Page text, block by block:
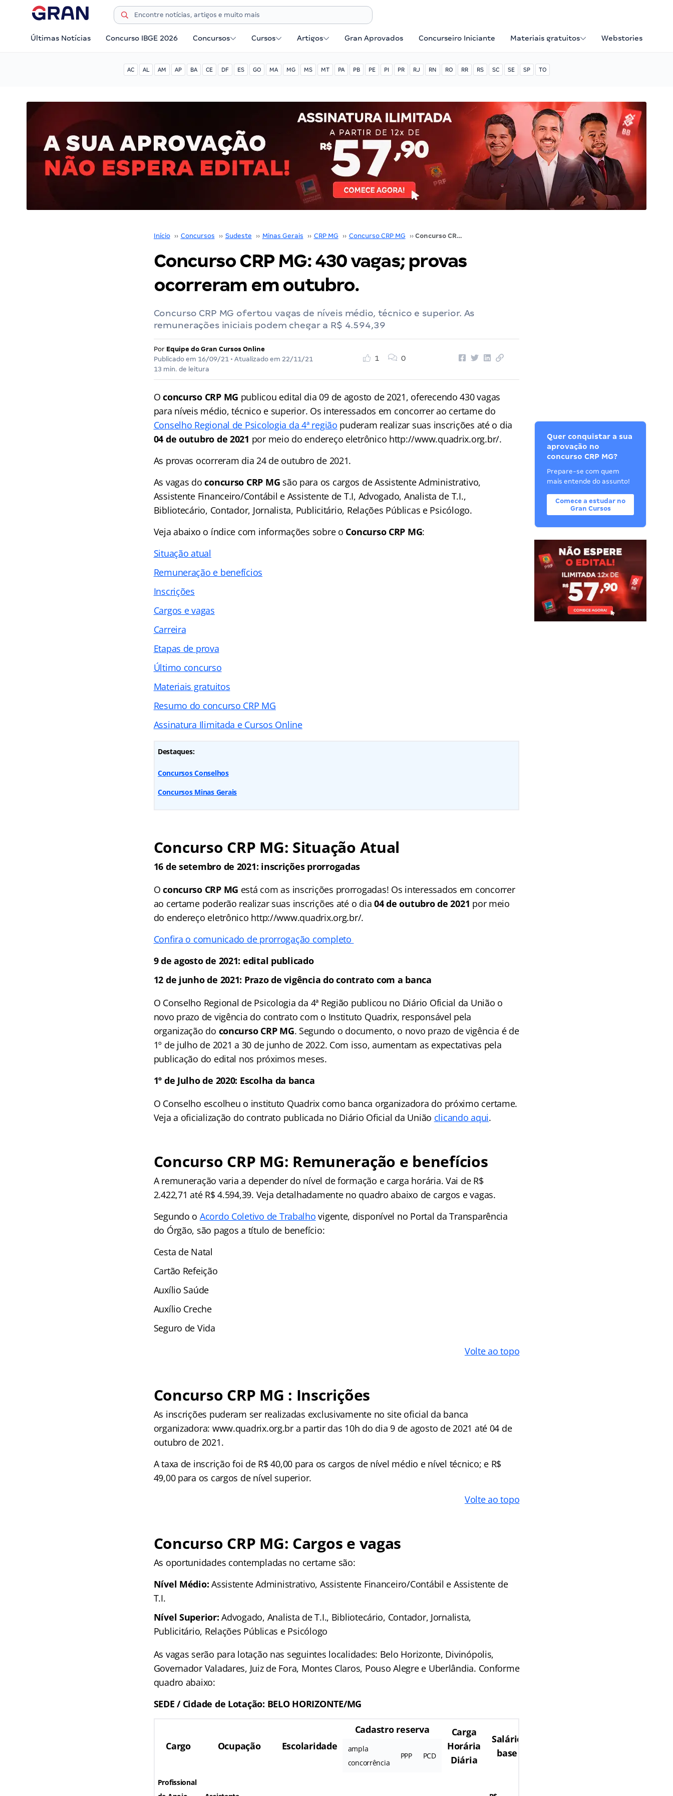
Últimas Notícias Concurso IBGE 2026 Concursos Cursos Artigos Gran Aprovados Concurseiro Iniciante Materiais gratuitos Webstories
AC AL AM AP BA CE DF ES GO MA MG MS MT PA PB PE PI PR RJ RN RO RR RS SC SE SP TO
Início ›› Concursos ›› Sudeste ›› Minas Gerais ›› CRP MG ›› Concurso CRP MG ›› Concurso CRP MG: 430 vagas; provas ocorreram em outubro.
Concurso CRP MG: 430 vagas; provas
ocorreram em outubro.
Concurso CRP MG ofertou vagas de níveis médio, técnico e superior. As
remunerações iniciais podem chegar a R$ 4.594,39
Por Equipe do Gran Cursos Online
Publicado em 16/09/21• Atualizado em 22/11/21
13 min. de leitura
1 0
O concurso CRP MG publicou edital dia 09 de agosto de 2021, oferecendo 430 vagas
para níveis médio, técnico e superior. Os interessados em concorrer ao certame do
Conselho Regional de Psicologia da 4ª região puderam realizar suas inscrições até o dia
04 de outubro de 2021 por meio do endereço eletrônico http://www.quadrix.org.br/.
As provas ocorreram dia 24 de outubro de 2021.
As vagas doconcurso CRP MG são para os cargos de Assistente Administrativo,
Assistente Financeiro/Contábil e Assistente de T.I, Advogado, Analista de T.I.,
Bibliotecário, Contador, Jornalista, Publicitário, Relações Públicas e Psicólogo.
Veja abaixo o índice com informações sobre o Concurso CRP MG:
Situação atual
Remuneração e benefícios
Inscrições
Cargos e vagas
Carreira
Etapas de prova
Último concurso
Materiais gratuitos
Resumo do concurso CRP MG
Assinatura Ilimitada e Cursos Online
Destaques:
Concursos Conselhos
Concursos Minas Gerais
Concurso CRP MG: Situação Atual
16 de setembro de 2021: inscrições prorrogadas
O concurso CRP MG está com as inscrições prorrogadas! Os interessados em concorrer
ao certame poderão realizar suas inscrições até o dia 04 de outubro de 2021 por meio
do endereço eletrônico http://www.quadrix.org.br/.
Confira o comunicado de prorrogação completo
9 de agosto de 2021: edital publicado
12 de junho de 2021: Prazo de vigência do contrato com a banca
O Conselho Regional de Psicologia da 4ª Região publicou no Diário Oficial da União o
novo prazo de vigência do contrato com o Instituto Quadrix, responsável pela
organização do concurso CRP MG. Segundo o documento, o novo prazo de vigência é de
1º de julho de 2021 a 30 de junho de 2022. Com isso, aumentam as expectativas pela
publicação do edital nos próximos meses.
1º de Julho de 2020: Escolha da banca
O Conselho escolheu o instituto Quadrix como banca organizadora do próximo certame.
Veja a oficialização do contrato publicada no Diário Oficial da União clicando aqui.
Concurso CRP MG: Remuneração e benefícios
A remuneração varia a depender do nível de formação e carga horária. Vai de R$
2.422,71 até R$ 4.594,39. Veja detalhadamente no quadro abaixo de cargos e vagas.
Segundo o Acordo Coletivo de Trabalho vigente, disponível no Portal da Transparência
do Órgão, são pagos a título de benefício:
Cesta de Natal
Cartão Refeição
Auxílio Saúde
Auxílio Creche
Seguro de Vida
Volte ao topo
Concurso CRP MG : Inscrições
As inscrições puderam ser realizadas exclusivamente no site oficial da banca
organizadora: www.quadrix.org.br a partir das 10h do dia 9 de agosto de 2021 até 04 de
outubro de 2021.
A taxa de inscrição foi de R$ 40,00 para os cargos de nível médio e nível técnico; e R$
49,00 para os cargos de nível superior.
Volte ao topo
Concurso CRP MG: Cargos e vagas
As oportunidades contempladas no certame são:
Nível Médio:Assistente Administrativo, Assistente Financeiro/Contábil e Assistente de
T.I.
Nível Superior:Advogado, Analista de T.I., Bibliotecário, Contador, Jornalista,
Publicitário, Relações Públicas e Psicólogo
As vagas serão para lotação nas seguintes localidades: Belo Horizonte, Divinópolis,
Governador Valadares, Juiz de Fora, Montes Claros, Pouso Alegre e Uberlândia. Conforme
quadro abaixo:
SEDE / Cidade de Lotação: BELO HORIZONTE/MG
Cargo Ocupação Escolaridade
Cadastro reserva
Carga
Horária
Diária
Salário
base
ampla
concorrência
PPP PCD
Profissional
Quer conquistar a sua
aprovação no
concurso CRP MG?
Prepare-se com quem
mais entende do assunto!
Comece a estudar no
Gran Cursos